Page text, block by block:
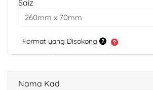
Saiz
Format yang Disokong
Nama Kad